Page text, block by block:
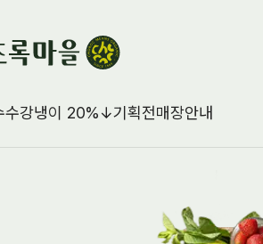
수강냉이 20%↓기획전매장안내